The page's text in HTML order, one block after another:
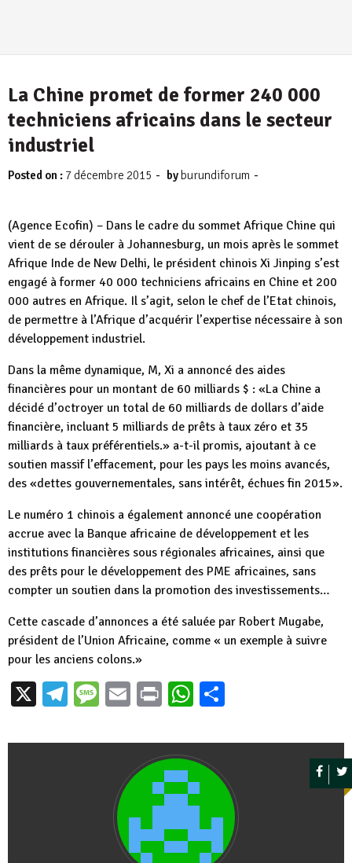
La Chine promet de former 240 000
techniciens africains dans le secteur
industriel
Posted on : 7 décembre 2015 - by burundiforum -
(Agence Ecofin) – Dans le cadre du sommet Afrique Chine qui
vient de se dérouler à Johannesburg, un mois après le sommet
Afrique Inde de New Delhi, le président chinois Xi Jinping s’est
engagé à former 40 000 techniciens africains en Chine et 200
000 autres en Afrique. Il s’agit, selon le chef de l’Etat chinois,
de permettre à l’Afrique d’acquérir l’expertise nécessaire à son
développement industriel.
Dans la même dynamique, M, Xi a annoncé des aides
financières pour un montant de 60 milliards $ : «La Chine a
décidé d’octroyer un total de 60 milliards de dollars d’aide
financière, incluant 5 milliards de prêts à taux zéro et 35
milliards à taux préférentiels.» a-t-il promis, ajoutant à ce
soutien massif l’effacement, pour les pays les moins avancés,
des «dettes gouvernementales, sans intérêt, échues fin 2015».
Le numéro 1 chinois a également annoncé une coopération
accrue avec la Banque africaine de développement et les
institutions financières sous régionales africaines, ainsi que
des prêts pour le développement des PME africaines, sans
compter un soutien dans la promotion des investissements…
Cette cascade d’annonces a été saluée par Robert Mugabe,
président de l’Union Africaine, comme « un exemple à suivre
pour les anciens colons.»
X Telegram
Message
EmailPrintWhatsApp